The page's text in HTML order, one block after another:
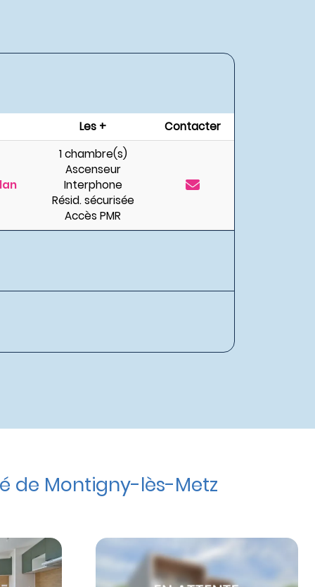
Les + Contacter
1 chambre(s)
Ascenseur
Interphone
Résid. sécurisée
Accès PMR
de Montigny-lès-Metz